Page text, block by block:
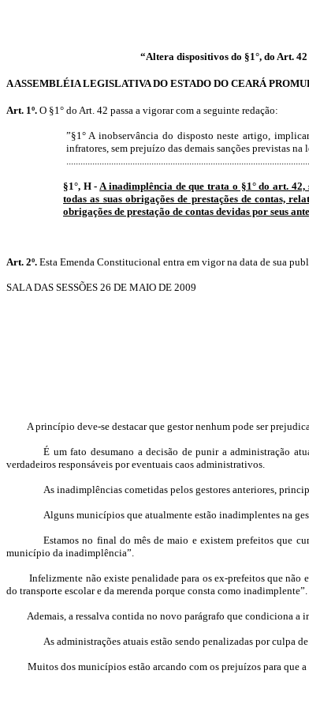
“Altera dispositivos do §1°, do Art. 42
A ASSEMBLÉIA LEGISLATIVA DO ESTADO DO CEARÁ
Art. 1º. O §1° do Art. 42 passa a vigorar com a seguinte redação:
”§1° A inobservância do disposto neste artigo,
infratores, sem prejuízo das demais sanções previstas
§1°, H -A inadimplência de que trata o §1° do art.
todas as suas obrigações de prestações de contas,
obrigações de prestação de contas devidas por seus
Art. 2º. Esta Emenda Constitucional entra em vigor na data de sua
SALA DAS SESSÕES 26 DE MAIO DE 2009
A princípio deve-se destacar que gestor nenhum pode ser
É um fato desumano a decisão de punir a administração
verdadeiros responsáveis poreventuais caos administrativos.
As inadimplências cometidas pelos gestores anteriores,
Alguns municípios que atualmente estão inadimplentes na
Estamos no final do mês de maio e existem prefeitos que
município da inadimplência”.
Infelizmente não existe penalidade para os ex-prefeitos que não
do transporte escolar e da merenda porque consta como inadimplente”.
Ademais, a ressalva contida no novo parágrafo que condiciona a
As administrações atuais estão sendo penalizadas por culpa
Muitos dos municípios estão arcando com os prejuízos para que a